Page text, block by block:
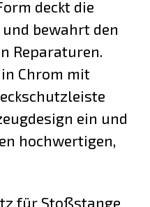
deckt die
bewahrt den
Reparaturen.
Chrom mit
ein und
hochwertigen,
für Stoßstange